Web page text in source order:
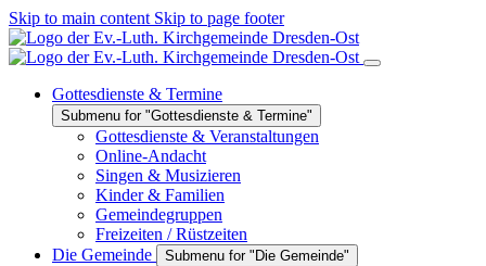
Skip to main content Skip to page footer
Gottesdienste & Termine
Submenu for "Gottesdienste & Termine"
Gottesdienste & Veranstaltungen
Online-Andacht
Singen & Musizieren
Kinder & Familien
Gemeindegruppen
Freizeiten / Rüstzeiten
Die Gemeinde
Submenu for "Die Gemeinde"